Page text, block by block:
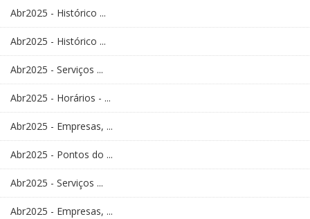
Abr2025 - Histórico ...
Abr2025 - Histórico ...
Abr2025 - Serviços ...
Abr2025 - Horários - ...
Abr2025 - Empresas, ...
Abr2025 - Pontos do ...
Abr2025 - Serviços ...
Abr2025 - Empresas, ...